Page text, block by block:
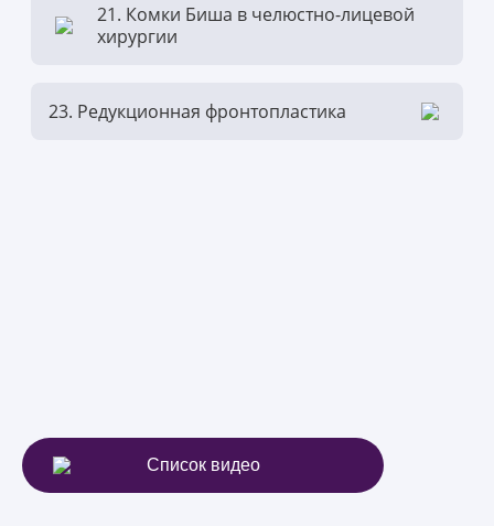
21. Комки Биша в челюстно-лицевой
хирургии
23. Редукционная фронтопластика
Список видео